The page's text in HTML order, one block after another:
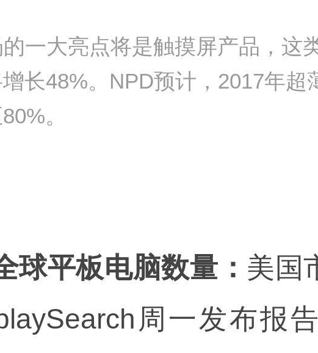
一大亮点将是触摸屏产品，这
长48%。NPD预计，2017年超
。
球平板电脑数量： 美国
周一发布报